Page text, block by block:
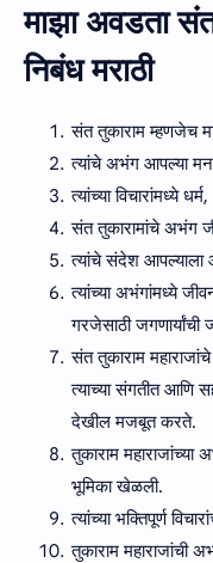
माझा अवडता
निबंध मराठी
संत तुकाराम म्हणजेच
त्यांचे अभंग आपल्या
त्यांच्या विचारांमध्ये
संत तुकारामांचे अभंग
त्यांचे संदेश आपल्याला
त्यांच्या अभंगांमध्ये
गरजेसाठी जगणार्यांची
संत तुकाराम
त्याच्या संगतीत आणि
देखील मजबूत करते.
तुकाराम महाराजांच्या
भूमिका खेळली.
त्यांच्या भक्तिपूर्ण
तुकाराम महाराजांची